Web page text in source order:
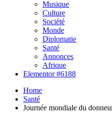
Musique
Culture
Société
Monde
Diplomatie
Santé
Annonces
Afrique
Elementor #6188
Home
Santé
Journée mondiale du